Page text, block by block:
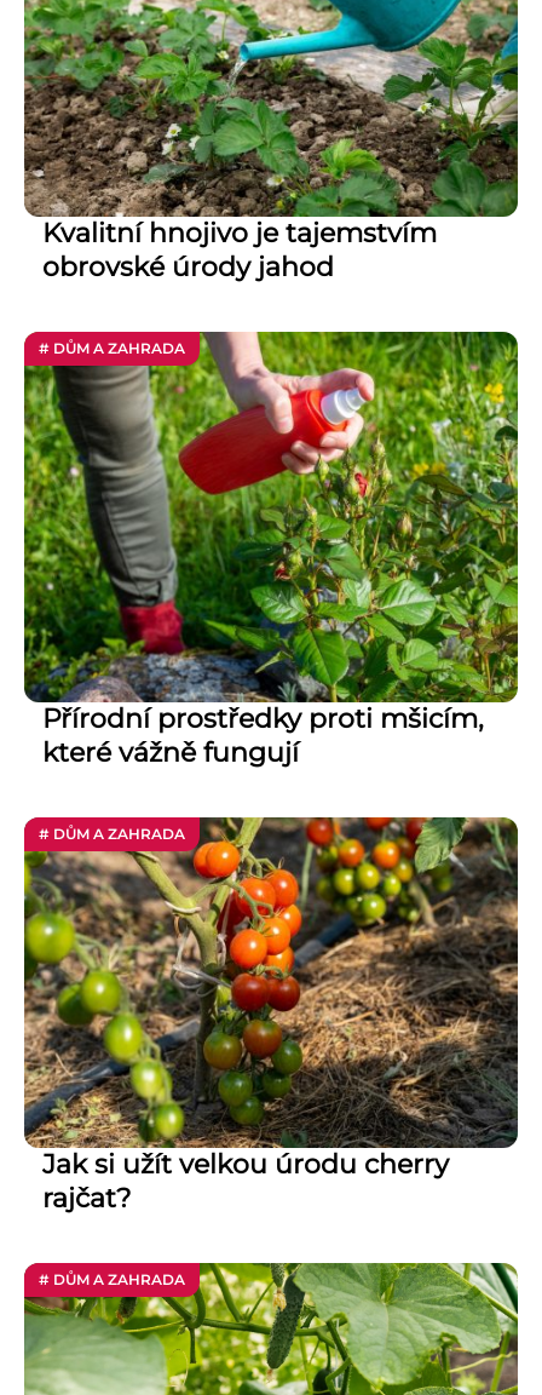
Kvalitní hnojivo je tajemstvím
obrovské úrody jahod
# DŮM A ZAHRADA
Přírodní prostředky proti mšicím,
které vážně fungují
# DŮM A ZAHRADA
Jak si užít velkou úrodu cherry
rajčat?
# DŮM A ZAHRADA